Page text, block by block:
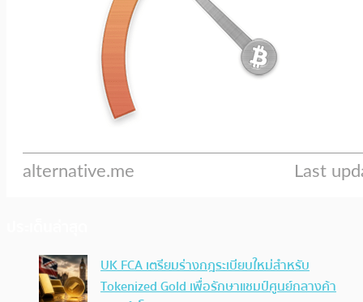
UK FCA เตรียมร่างกฎระเบียบใหม่สำหรับ
Tokenized Gold เพื่อรักษาแชมป์ศูนย์กลางค้า